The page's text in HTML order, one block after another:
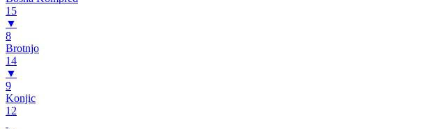
15
▼
8
Brotnjo
14
▼
9
Konjic
12